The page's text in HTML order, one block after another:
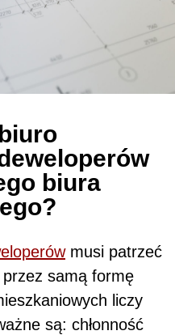
biura
musi patrzeć
samą formę
liczy
są: chłonność